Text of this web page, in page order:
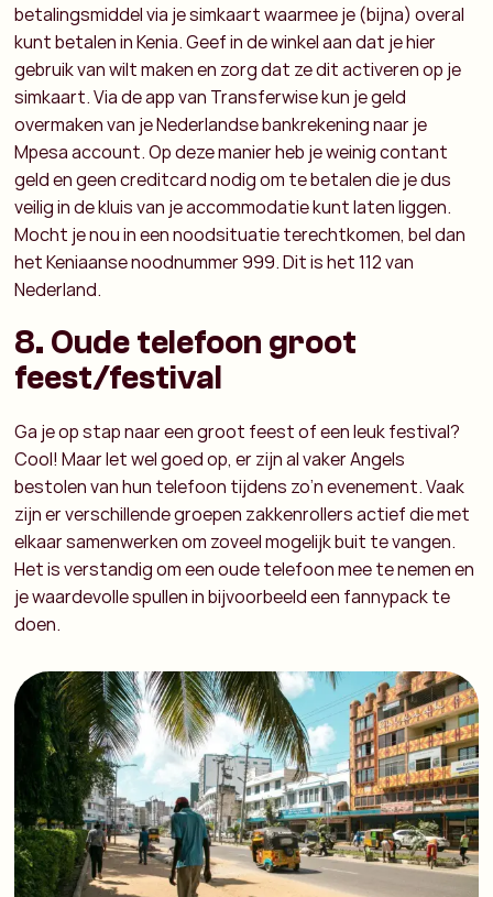
betalingsmiddel via je simkaart waarmee je (bijna) overal
kunt betalen in Kenia. Geef in de winkel aan dat je hier
gebruik van wilt maken en zorg dat ze dit activeren op je
simkaart. Via de app van Transferwise kun je geld
overmaken van je Nederlandse bankrekening naar je
Mpesa account. Op deze manier heb je weinig contant
geld en geen creditcard nodig om te betalen die je dus
veilig in de kluis van je accommodatie kunt laten liggen.
Mocht je nou in een noodsituatie terechtkomen, bel dan
het Keniaanse noodnummer 999. Dit is het 112 van
Nederland.
8. Oude telefoon groot
feest/festival
Ga je op stap naar een groot feest of een leuk festival?
Cool! Maar let wel goed op, er zijn al vaker Angels
bestolen van hun telefoon tijdens zo’n evenement. Vaak
zijn er verschillende groepen zakkenrollers actief die met
elkaar samenwerken om zoveel mogelijk buit te vangen.
Het is verstandig om een oude telefoon mee te nemen en
je waardevolle spullen in bijvoorbeeld een fannypack te
doen.